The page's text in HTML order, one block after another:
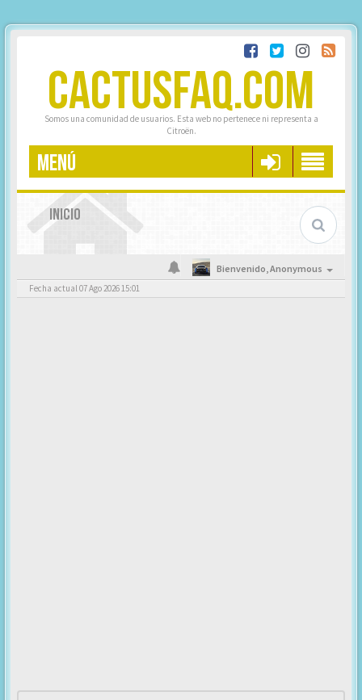
CACTUSFAQ.COM
Somos una comunidad de usuarios. Esta web no pertenece ni representa a
Citroën.
MENÚ
INICIO
Bienvenido,Anonymous
Fecha actual 07 Ago 2026 15:01